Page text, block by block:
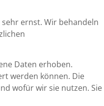
ernst. Wir behandeln
Daten erhoben.
werden können. Die
wofür wir sie nutzen. Sie